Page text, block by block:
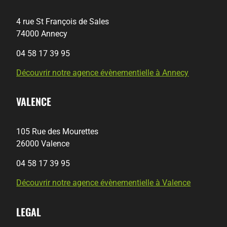
4 rue St François de Sales
74000 Annecy
04 58 17 39 95
Découvrir notre agence évènementielle à Annecy
VALENCE
105 Rue des Mourettes
26000 Valence
04 58 17 39 95
Découvrir notre agence évènementielle à Valence
LEGAL